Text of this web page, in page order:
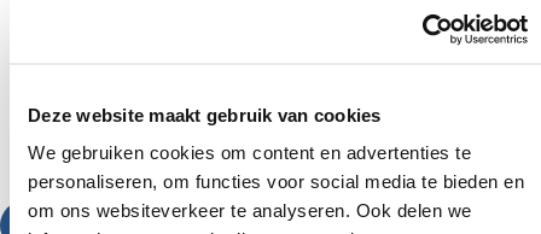
Deze website maakt gebruik van cookies
We gebruiken cookies om content en advertenties te
personaliseren, om functies voor social media te bieden en
om ons websiteverkeer te analyseren. Ook delen we
Bel ons